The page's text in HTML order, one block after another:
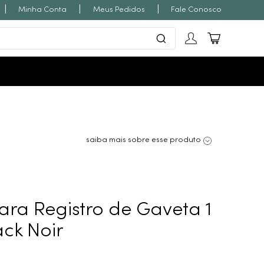
Minha Conta Meus Pedidos Fale Conosco
saiba mais sobre esse produto
Registro de Gaveta 1
Noir